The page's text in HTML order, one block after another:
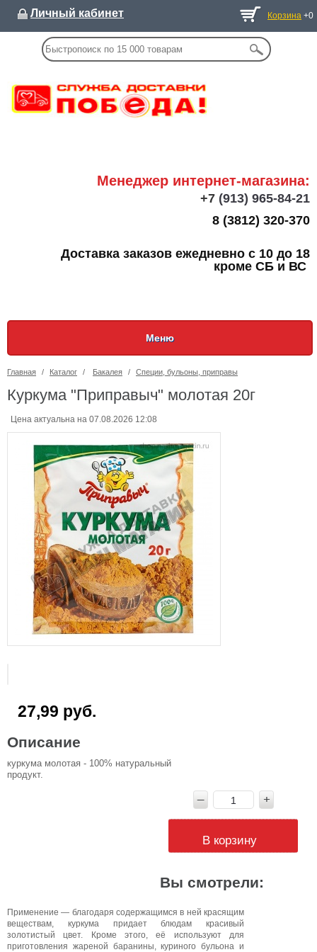
Личный кабинет Корзина +0
Менеджер интернет-магазина:
+7 (913) 965-84-21
8 (3812) 320-370
Доставка заказов ежедневно с 10 до 18
кроме СБ и ВС
Меню
Главная / Каталог / Бакалея / Специи, бульоны, приправы
Куркума "Приправыч" молотая 20г
Цена актуальна на 07.08.2026 12:08
27,99 руб.
Описание
куркума молотая - 100% натуральный
продукт.
В корзину
Вы смотрели:
Применение — благодаря содержащимся в ней красящим
веществам, куркума придает блюдам красивый
золотистый цвет. Кроме этого, её используют для
приготовления жареной баранины, куриного бульона и